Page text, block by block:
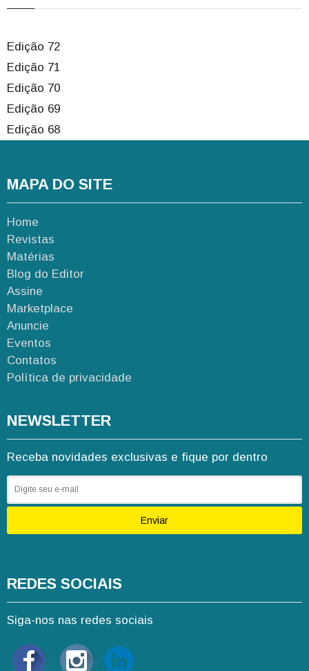
Edição 72
Edição 71
Edição 70
Edição 69
Edição 68
MAPA DO SITE
Home
Revistas
Matérias
Blog do Editor
Assine
Marketplace
Anuncie
Eventos
Contatos
Política de privacidade
NEWSLETTER
Receba novidades exclusivas e fique por dentro
Enviar
REDES SOCIAIS
Siga-nos nas redes sociais